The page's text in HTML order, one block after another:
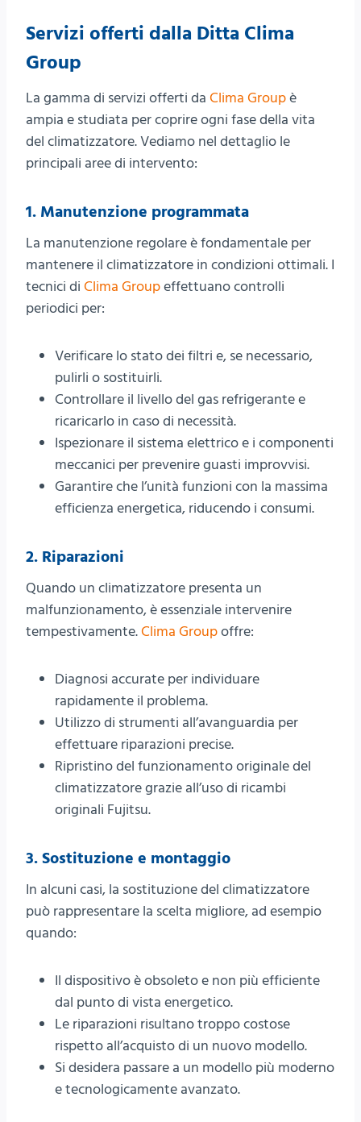
Servizi offerti dalla Ditta Clima
Group
La gamma di servizi offerti da Clima Groupè
ampia e studiata per coprire ogni fase della vita
del climatizzatore. Vediamo nel dettaglio le
principali aree di intervento:
1. Manutenzione programmata
La manutenzione regolare è fondamentale per
mantenere il climatizzatore in condizioni ottimali. I
tecnici di Clima Groupeffettuano controlli
periodici per:
Verificare lo stato dei filtri e, se necessario,
pulirli o sostituirli.
Controllare il livello del gas refrigerante e
ricaricarlo in caso di necessità.
Ispezionare il sistema elettrico e i componenti
meccanici per prevenire guasti improvvisi.
Garantire che l’unità funzioni con la massima
efficienza energetica, riducendo i consumi.
2. Riparazioni
Quando un climatizzatore presenta un
malfunzionamento, è essenziale intervenire
tempestivamente.Clima Groupoffre:
Diagnosi accurate per individuare
rapidamente il problema.
Utilizzo di strumenti all’avanguardia per
effettuare riparazioni precise.
Ripristino del funzionamento originale del
climatizzatore grazie all’uso di ricambi
originali Fujitsu.
3. Sostituzione e montaggio
In alcuni casi, la sostituzione del climatizzatore
può rappresentare la scelta migliore, ad esempio
quando:
Il dispositivo è obsoleto e non più efficiente
dal punto di vista energetico.
Le riparazioni risultano troppo costose
rispetto all’acquisto di un nuovo modello.
Si desidera passare a un modello più moderno
e tecnologicamente avanzato.